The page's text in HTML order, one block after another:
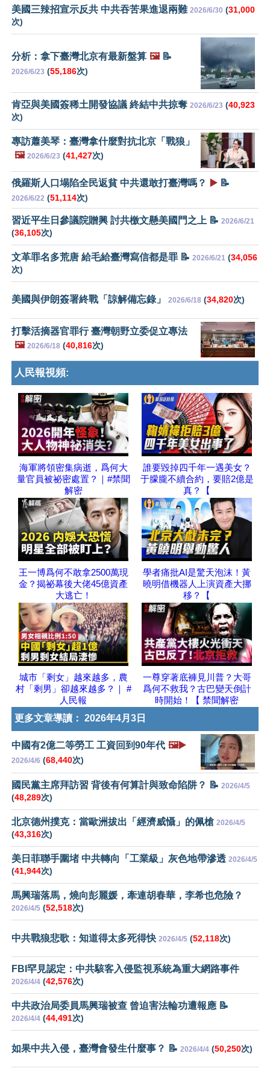
美國三辣招宣示反共 中共吞苦果進退兩難 2026/6/30 (31,000
次)
分析：拿下臺灣北京有最新盤算 🖼️📝
2026/6/23 (55,186次)
肯亞與美國簽稀土開發協議 終結中共掠奪 2026/6/23 (40,923
次)
專訪蕭美琴：臺灣拿什麼對抗北京「戰狼」
🖼️ 2026/6/23 (41,427次)
俄羅斯人口塌陷全民返貧 中共還敢打臺灣嗎？ ▶️ 📝
2026/6/22 (51,114次)
習近平生日參議院贈興 討共檄文懸美國門之上 📝 2026/6/21
(36,105次)
文革罪名多荒唐 給毛給臺灣寫信都是罪 📝 2026/6/21 (34,056
次)
美國與伊朗簽署終戰「諒解備忘錄」 2026/6/18 (34,820次)
打擊活摘器官罪行 臺灣朝野立委促立專法
🖼️ 2026/6/18 (40,816次)
人民報視頻:
海軍將領密集病逝，爲何大
量官員被祕密處置？｜#禁聞
解密
誰要毀掉四千年一遇美女？
于朦朧不續合約，要賠2億是
真？【
王一博爲何不敢拿2500萬現
金？揭祕幕後大佬45億資產
大逃亡！
學者痛批AI是驚天泡沫！黃
曉明借機器人上演資產大挪
移？【
城市「剩女」越來越多，農
村「剩男」卻越來越多？｜ #
人民報
一尊穿著底褲見川普？大哥
爲何不救我？古巴變天倒計
時開始！【 禁聞解密
更多文章導讀： 2026年4月3日
中國有2億二等勞工 工資回到90年代 🖼️▶️
2026/4/6 (68,440次)
國民黨主席拜訪習 背後有何算計與致命陷阱？ 📝 2026/4/5
(48,289次)
北京德州撲克：當歐洲拔出「經濟威懾」的佩槍 2026/4/5
(43,316次)
美日菲聯手圍堵 中共轉向「工業級」灰色地帶滲透 2026/4/5
(41,944次)
馬興瑞落馬，燒向彭麗媛，牽連胡春華，李希也危險？
2026/4/5 (52,518次)
中共戰狼悲歌：知道得太多死得快 2026/4/5 (52,118次)
FBI罕見認定：中共駭客入侵監視系統為重大網路事件
2026/4/4 (42,576次)
中共政治局委員馬興瑞被查 曾迫害法輪功遭報應 📝
2026/4/4 (44,491次)
如果中共入侵，臺灣會發生什麼事？ 📝 2026/4/4 (50,250次)